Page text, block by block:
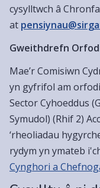
cysylltwch â
at
Gweithdrefn
Mae’r Comisiwn
yn gyfrifol am
Sector Cyhoeddus
Symudol) (Rhif 2)
‘rheoliadau
rydym yn ymateb
Cynghori a